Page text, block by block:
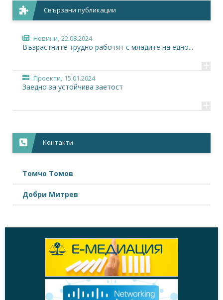
Свързани публикации
Новини, 22.08.2024
Възрастните трудно работят с младите на едно...
+
Проекти, 15.01.2024
Заедно за устойчива заетост
+
Контакти
Томчо Томов
Добри Митрев